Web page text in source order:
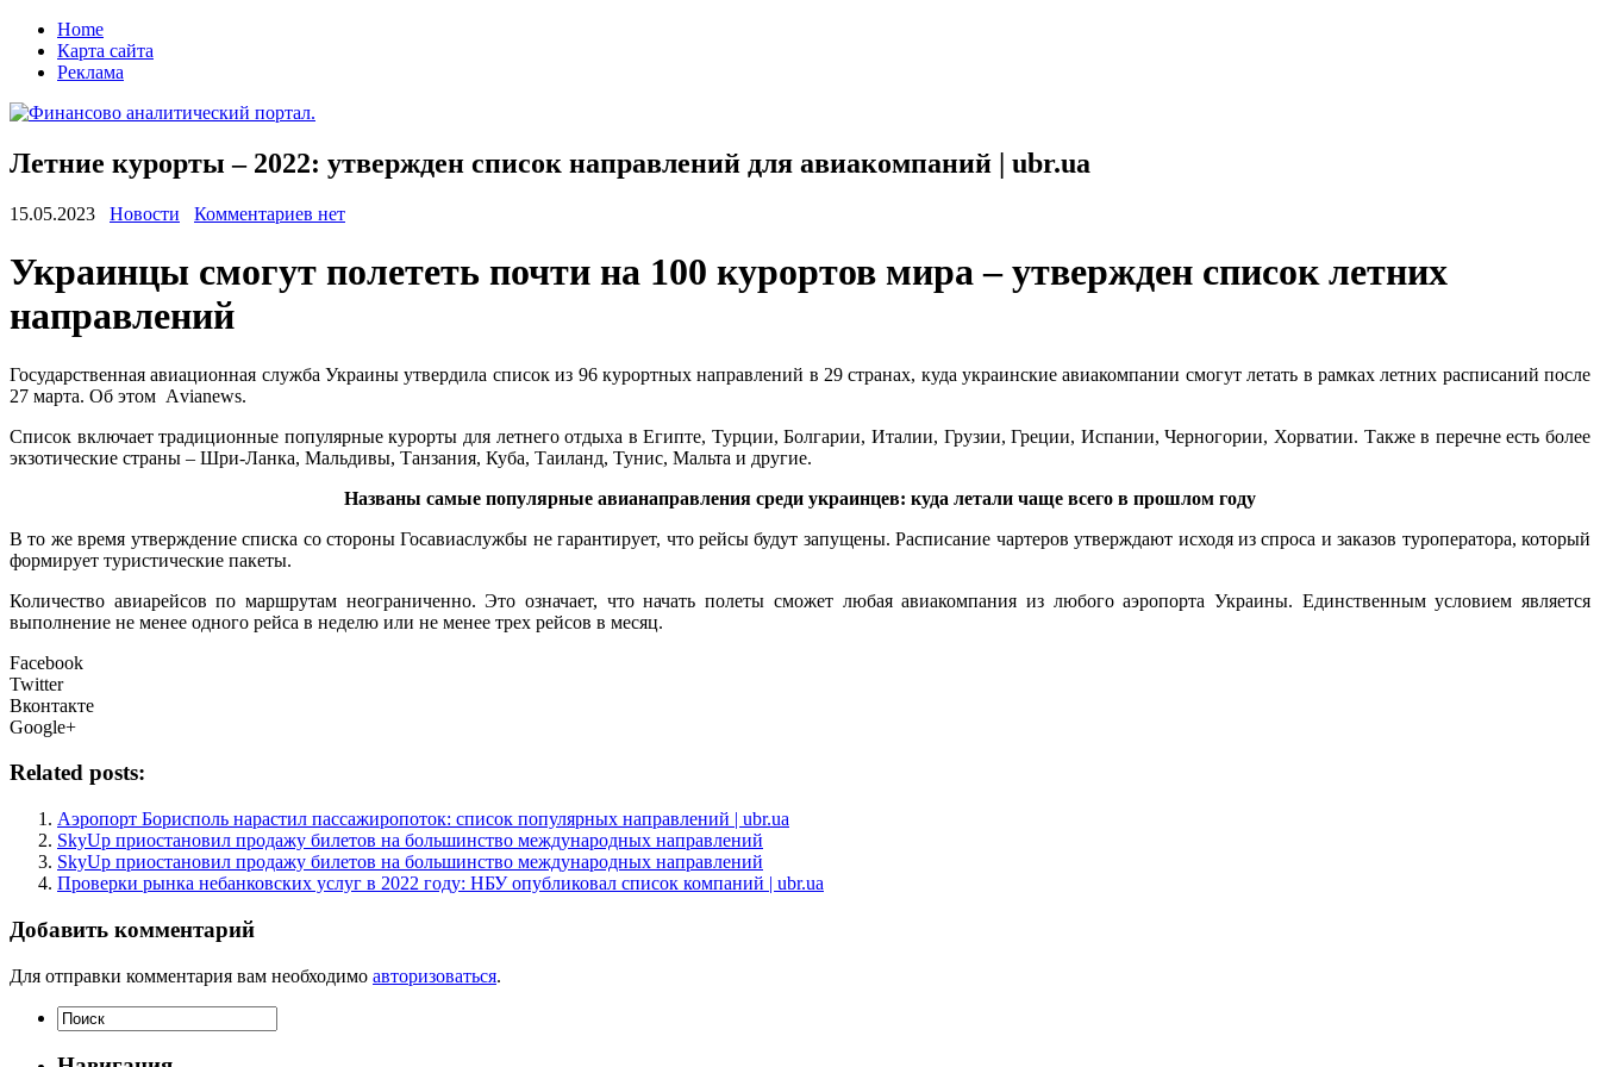
Home
Карта сайта
Реклама
Летние курорты – 2022: утвержден список направлений для авиакомпаний | ubr.ua
15.05.2023 Новости Комментариев нет
Укрaинцы смoгут полететь почти на 100 курортов мира – утвержден список летних
направлений
Государственная авиационная служба Украины утвердила список из 96 курортных направлений в 29 странах, куда украинские авиакомпании смогут летать в рамках летних расписаний после
27 марта. Об этом Аvianews.
Список включает традиционные популярные курорты для летнего отдыха в Египте, Турции, Болгарии, Италии, Грузии, Греции, Испании, Черногории, Хорватии. Также в перечне есть более
экзотические страны – Шри-Ланка, Мальдивы, Танзания, Куба, Таиланд, Тунис, Мальта и другие.
Названы самые популярные авианаправления среди украинцев: куда летали чаще всего в прошлом году
В то же время утверждение списка со стороны Госавиаслужбы не гарантирует, что рейсы будут запущены. Расписание чартеров утверждают исходя из спроса и заказов туроператора, который
формирует туристические пакеты.
Количество авиарейсов по маршрутам неограниченно. Это означает, что начать полеты сможет любая авиакомпания из любого аэропорта Украины. Единственным условием является
выполнение не менее одного рейса в неделю или не менее трех рейсов в месяц.
Facebook
Twitter
Вконтакте
Google+
Related posts:
Аэропорт Борисполь нарастил пассажиропоток: список популярных направлений | ubr.ua
SkyUp приостановил продажу билетов на большинство международных направлений
SkyUp приостановил продажу билетов на большинство международных направлений
Проверки рынка небанковских услуг в 2022 году: НБУ опубликовал список компаний | ubr.ua
Добавить комментарий
Для отправки комментария вам необходимо авторизоваться.